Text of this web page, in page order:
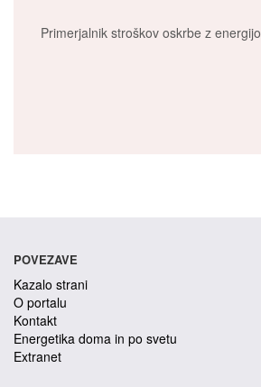
Primerjalnik stroškov oskrbe z energijo
POVEZAVE
Kazalo strani
O portalu
Kontakt
Energetika doma in po svetu
Extranet